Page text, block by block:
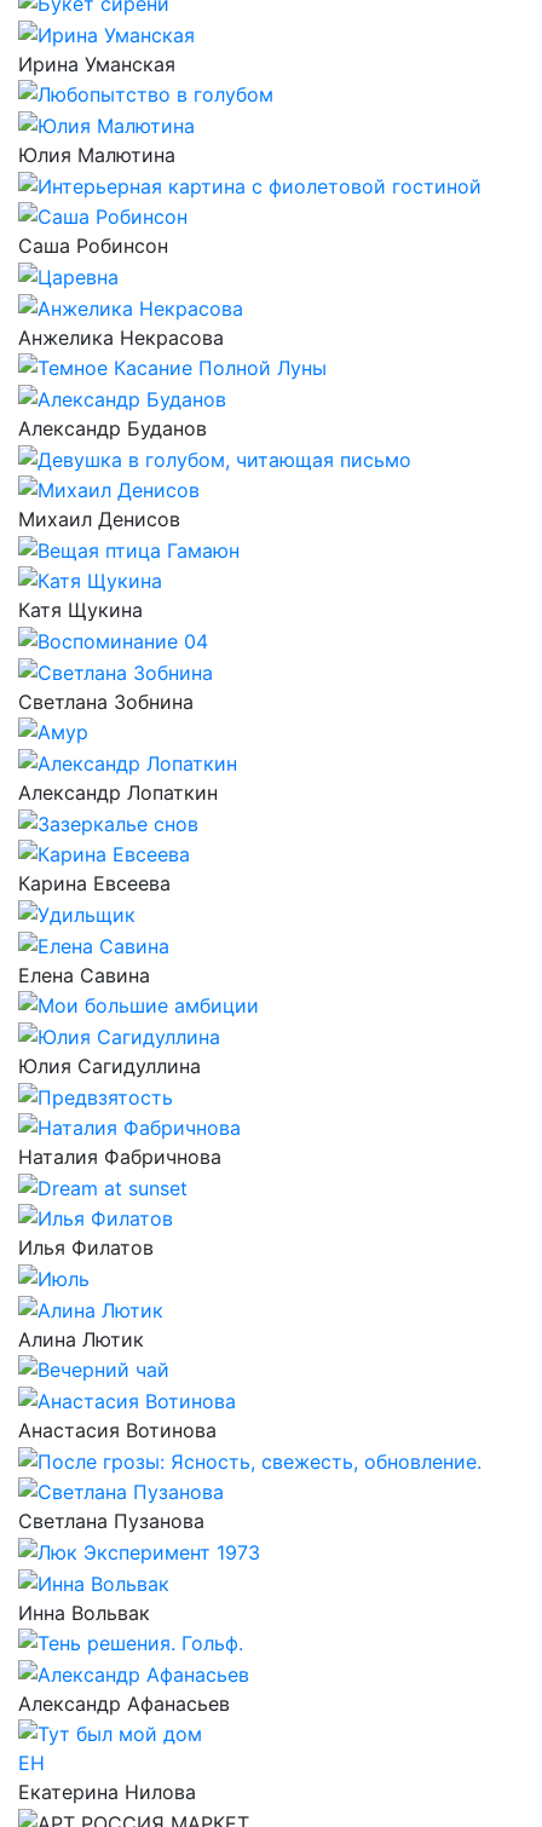
Ирина Уманская
Юлия Малютина
Саша Робинсон
Анжелика Некрасова
Александр Буданов
Михаил Денисов
Катя Щукина
Светлана Зобнина
Александр Лопаткин
Карина Евсеева
Елена Савина
Юлия Сагидуллина
Наталия Фабричнова
Илья Филатов
Алина Лютик
Анастасия Вотинова
Светлана Пузанова
Инна Вольвак
Александр Афанасьев
ЕН
Екатерина Нилова